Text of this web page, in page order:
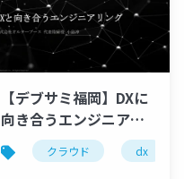
【デブサミ福岡】DXに
向き合うエンジニアリ
ング
クラウド dx